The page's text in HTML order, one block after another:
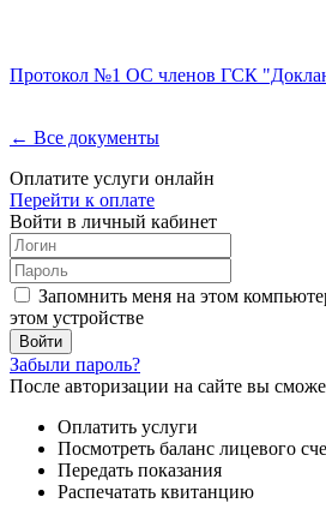
Протокол №1 ОС членов ГСК
← Все документы
Оплатите услуги онлайн
Перейти к оплате
Войти в личный кабинет
Запомнить меня на этом
этом устройстве
Забыли пароль?
После авторизации на сайте вы
Оплатить услуги
Посмотреть баланс лицевого
Передать показания
Распечатать квитанцию